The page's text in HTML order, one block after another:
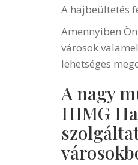
A hajbeültetés
Amennyiben Ön
városok
lehetséges
A nagy
HIMG